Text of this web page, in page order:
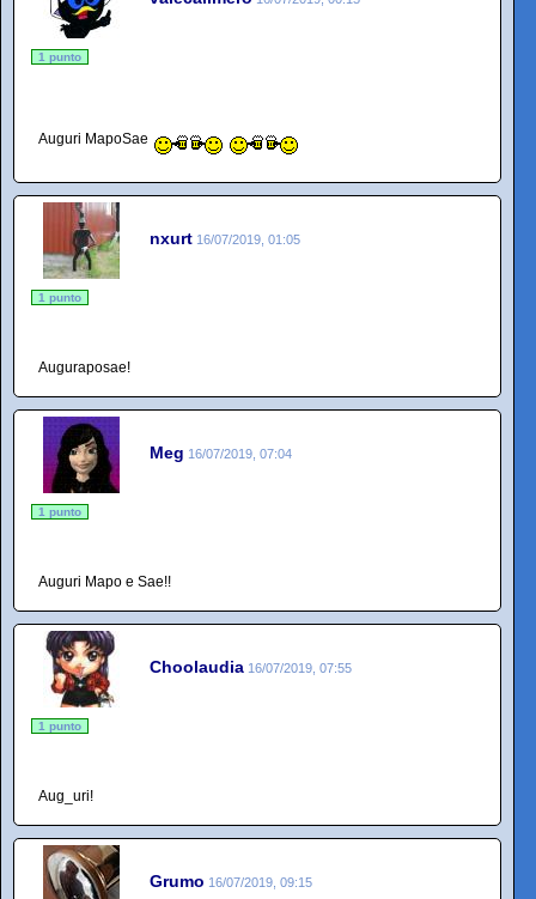
1 punto
Auguri MapoSae
nxurt 16/07/2019, 01:05
1 punto
Auguraposae!
Meg 16/07/2019, 07:04
1 punto
Auguri Mapo e Sae!!
Choolaudia 16/07/2019, 07:55
1 punto
Aug_uri!
Grumo 16/07/2019, 09:15